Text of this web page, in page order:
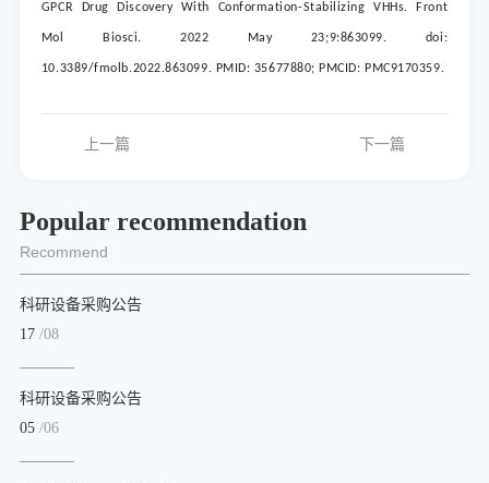
GPCR Drug Discovery With Conformation-Stabilizing VHHs. Front
Mol Biosci. 2022 May 23;9:863099. doi:
10.3389/fmolb.2022.863099. PMID: 35677880; PMCID: PMC9170359.
上一篇 下一篇
Popular recommendation
Recommend
科研设备采购公告
17 /08
科研设备采购公告
05 /06